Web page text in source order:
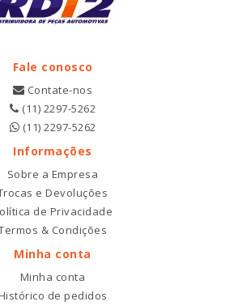
Fale conosco
Contate-nos
(11) 2297-5262
(11) 2297-5262
Informações
Sobre a Empresa
e Devoluções
de Privacidade
& Condições
Minha conta
Minha conta
de pedidos